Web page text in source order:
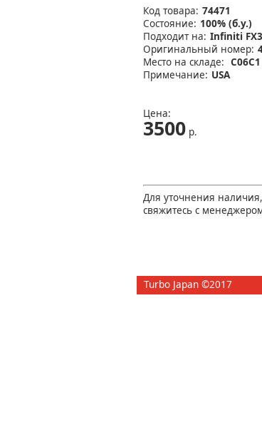
Код товара: 74471
Состояние: 100% (б.у.)
Подходит на: Infiniti
Оригинальный номер:
Место на складе:
Примечание: USA
Цена:
3500 р.
Для уточнения
свяжитесь с
Turbo Japan ©2017